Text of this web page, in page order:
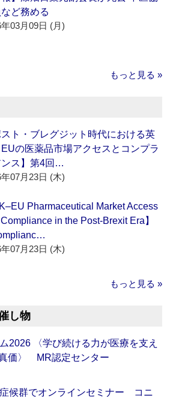
ど務める
03月09日 (月)
もっと見る »
スト・ブレグジット時代における英
EUの医薬品市場アクセスとコンプラ
ンス】第4回…
07月23日 (木)
Pharmaceutical Market Access
in the Post-Brexit Era】
07月23日 (木)
もっと見る »
し物
2026 〈学び続ける力が医療を支え
価〉 MR認定センター
候群でオンラインセミナー コニ